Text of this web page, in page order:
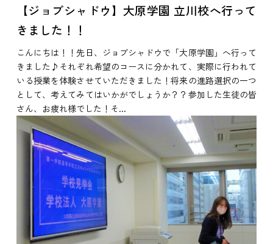
【ジョブシャドウ】大原学園 立川校へ行って
きました！！
こんにちは！！先日、ジョブシャドウで「大原学園」へ行って
きました♪それぞれ希望のコースに分かれて、実際に行われて
いる授業を体験させていただきました！将来の進路選択の一つ
として、考えてみてはいかがでしょうか？？参加した生徒の皆
さん、お疲れ様でした！そ...